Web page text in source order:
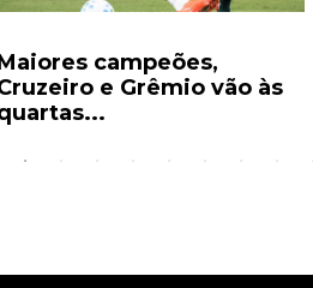
campeões,
e Grêmio vão às